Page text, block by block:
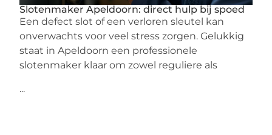
Slotenmaker Apeldoorn: direct hulp bij spoed
Een defect slot of een verloren sleutel kan
onverwachts voor veel stress zorgen. Gelukkig
staat in Apeldoorn een professionele
slotenmaker klaar om zowel reguliere als
...